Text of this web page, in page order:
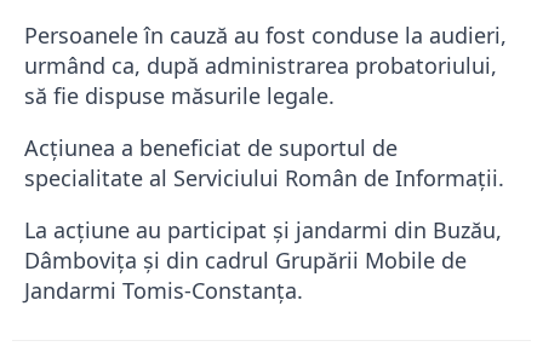
Persoanele în cauză au fost conduse la audieri,
urmând ca, după administrarea probatoriului,
să fie dispuse măsurile legale.
Acțiunea a beneficiat de suportul de
specialitate al Serviciului Român de Informații.
La acțiune au participat și jandarmi din Buzău,
Dâmbovița și din cadrul Grupării Mobile de
Jandarmi Tomis-Constanța.